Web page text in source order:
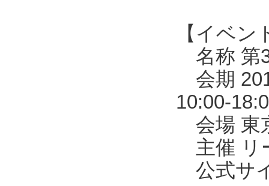
【イベン
名称 第
会期
10:00-
会場 東
主催 リ
公式サ